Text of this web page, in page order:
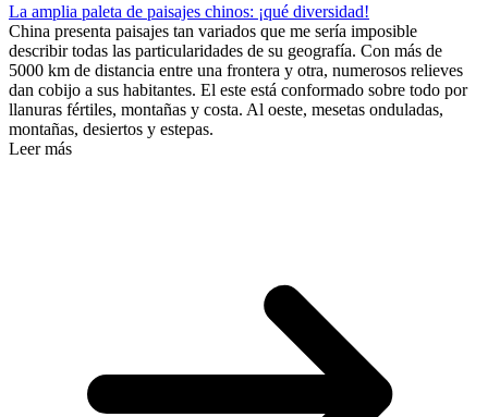
La amplia paleta de paisajes chinos: ¡qué diversidad!
China presenta paisajes tan variados que me sería imposible
describir todas las particularidades de su geografía. Con más de
5000 km de distancia entre una frontera y otra, numerosos relieves
dan cobijo a sus habitantes. El este está conformado sobre todo por
llanuras fértiles, montañas y costa. Al oeste, mesetas onduladas,
montañas, desiertos y estepas.
Leer más